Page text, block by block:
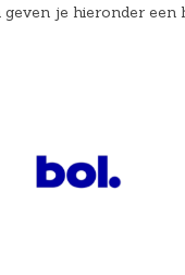
je hieronder een